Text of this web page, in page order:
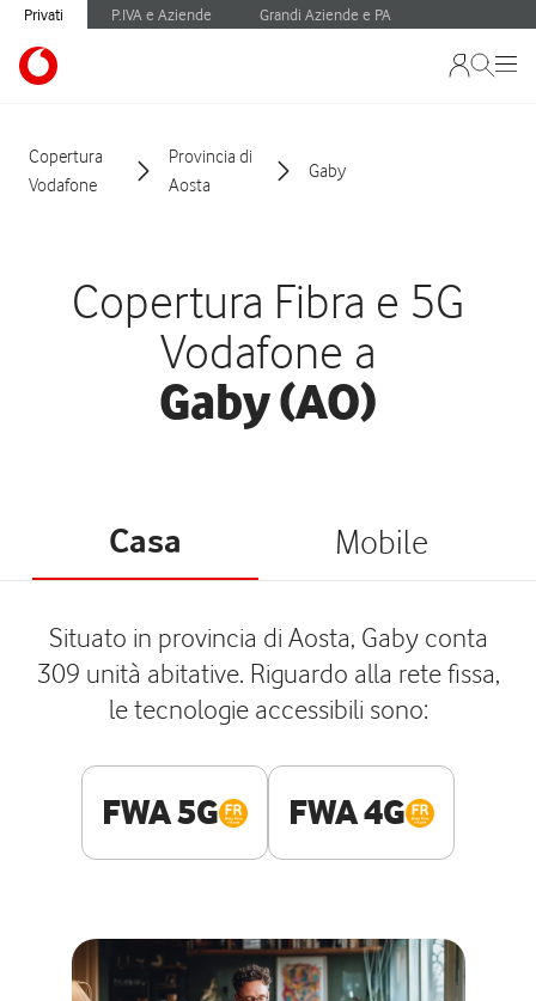
Privati P.IVA e Aziende Grandi Aziende e PA
Copertura
Vodafone
Provincia di
Aosta
Gaby
Copertura Fibra e 5G
Vodafone a
Gaby (AO)
Casa Mobile
Situato in provincia di Aosta, Gaby conta
309 unità abitative. Riguardo alla rete fissa,
le tecnologie accessibili sono:
FWA 5G FWA 4G